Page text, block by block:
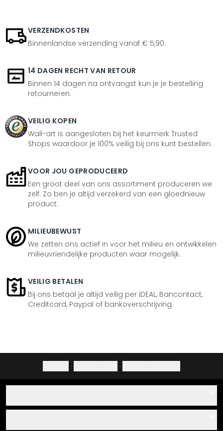
VERZENDKOSTEN
Binnenlandse verzending vanaf € 5,90.
14 DAGEN RECHT VAN RETOUR
Binnen 14 dagen na ontvangst kun je je bestelling
retourneren.
VEILIG KOPEN
Wall-art is aangesloten bij het keurmerk Trusted
Shops waardoor je 100% veilig bij ons kunt bestellen.
VOOR JOU GEPRODUCEERD
Een groot deel van ons assortiment produceren we
zelf. Zo ben je altijd verzekerd van een gloednieuw
product.
MILIEUBEWUST
We zetten ons actief in voor het milieu en ontwikkelen
milieuvriendelijke producten waar mogelijk.
VEILIG BETALEN
Bij ons betaal je altijd veilig per iDEAL, Bancontact,
Creditcard, Paypal of bankoverschrijving.
· ·